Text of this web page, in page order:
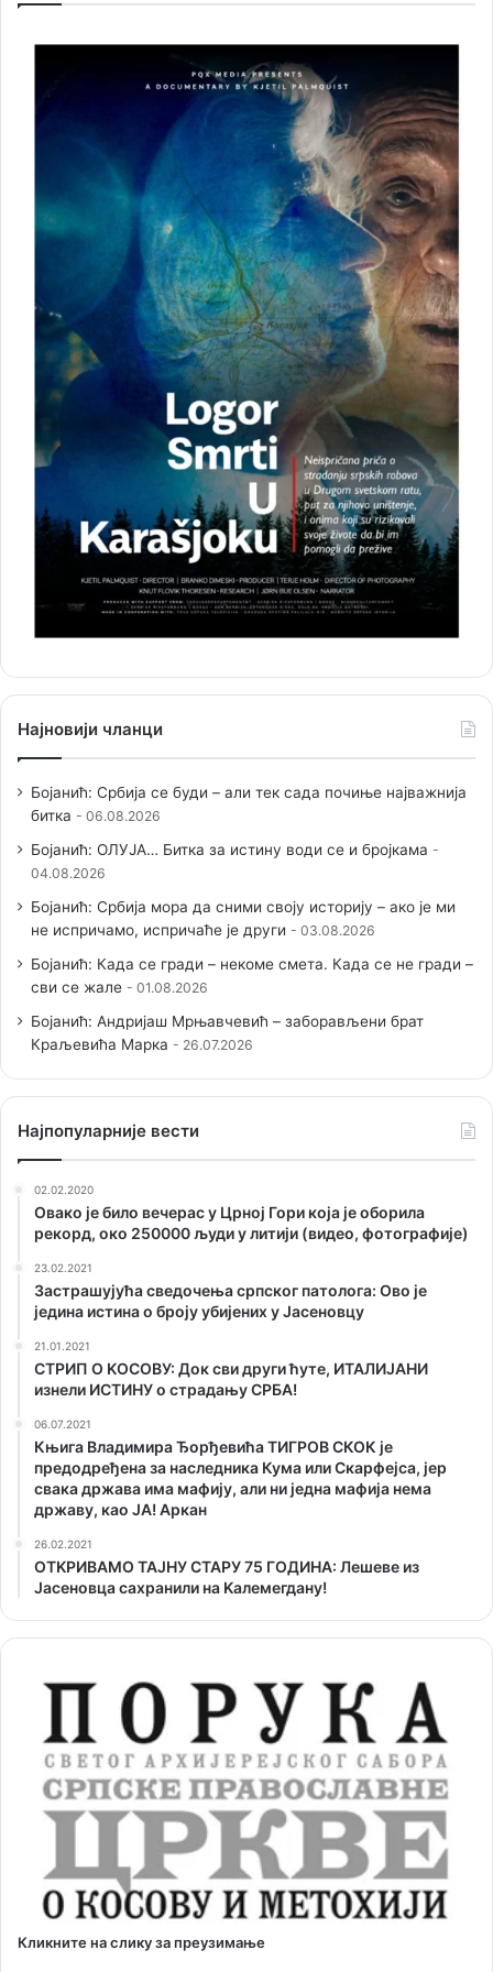
Најновији чланци
Бојанић: Србија се буди – али тек сада почиње најважнија
битка
06.08.2026
Бојанић: ОЛУЈА… Битка за истину води се и бројкама
04.08.2026
Бојанић: Србија мора да сними своју историју – ако је ми
не испричамо, испричаће је други
03.08.2026
Бојанић: Када се гради – некоме смета. Када се не гради –
сви се жале
01.08.2026
Бојанић: Андријаш Мрњавчевић – заборављени брат
Краљевића Марка
26.07.2026
Наjпопуларније вести
02.02.2020
Овако је било вечерас у Црној Гори која је оборила
рекорд, око 250000 људи у литији (видео, фотографије)
23.02.2021
Застрашујућа сведочења српског патолога: Ово је
једина истина о броју убијених у Јасеновцу
21.01.2021
СТРИП О KОСОВУ: Док сви други ћуте, ИТАЛИЈАНИ
изнели ИСТИНУ о страдању СРБА!
06.07.2021
Књига Владимира Ђорђевића ТИГРОВ СКОК је
предодређена за наследника Кума или Скарфејса, јер
свака држава има мафију, али ни једна мафија нема
државу, као ЈА! Аркан
26.02.2021
ОТKРИВАМО ТАЈНУ СТАРУ 75 ГОДИНА: Лешеве из
Јасеновца сахранили на Kалемегдану!
Кликните на слику за преузимање